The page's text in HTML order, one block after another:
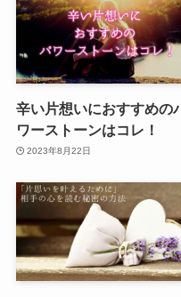
辛い片想いにおすすめの
ワーストーンはコレ！
2023年8月22日